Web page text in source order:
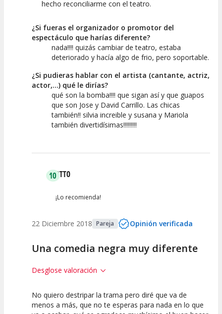
hecho reconciliarme con el teatro.
¿Si fueras el organizador o promotor del
espectáculo que harías diferente?
nada!!!! quizás cambiar de teatro, estaba
deteriorado y hacía algo de frio, pero soportable.
¿Si pudieras hablar con el artista (cantante, actriz,
actor,...) qué le dirías?
qué son la bomba!!!! que sigan así y que guapos
que son Jose y David Carrillo. Las chicas
también!! silvia increible y susana y Mariola
también divertidísimas!!!!!!!!!
10OTTO
¡Lo recomienda!
22 Diciembre 2018 Pareja Opinión verificada
Una comedia negra muy diferente
Desglose valoración
10 10 10
No quiero destripar la trama pero diré que va de
menos a más, que no te esperas para nada en lo que